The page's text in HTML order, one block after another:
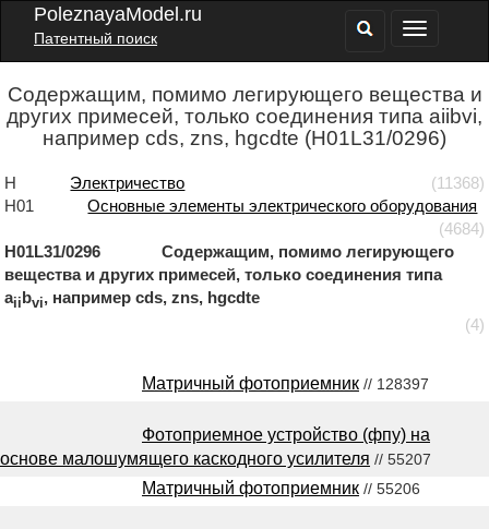
PoleznayaModel.ru
Патентный поиск
Содержащим, помимо легирующего вещества и
других примесей, только соединения типа aiibvi,
например cds, zns, hgcdte (H01L31/0296)
H Электричество
(11368)
H01
Основные элементы электрического оборудования
(4684)
H01L31/0296 Содержащим, помимо легирующего
вещества и других примесей, только соединения типа
aiibvi, например cds, zns, hgcdte
(4)
Матричный фотоприемник // 128397
Фотоприемное устройство (фпу) на
основе малошумящего каскодного усилителя // 55207
Матричный фотоприемник // 55206